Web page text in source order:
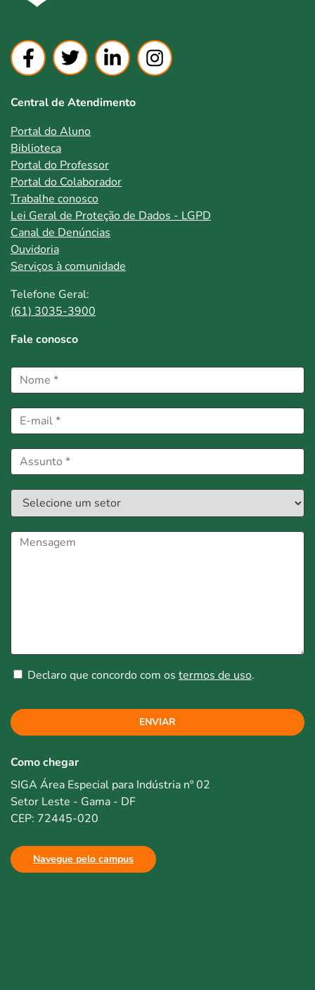
Central de Atendimento
Portal do Aluno
Biblioteca
Portal do Professor
Portal do Colaborador
Trabalhe conosco
Lei Geral de Proteção de Dados - LGPD
Canal de Denúncias
Ouvidoria
Serviços à comunidade
Telefone Geral:
(61) 3035-3900
Fale conosco
Declaro que concordo com os termos de uso.
ENVIAR
Como chegar
SIGA Área Especial para Indústria nº 02
Setor Leste - Gama - DF
CEP: 72445-020
Navegue pelo campus